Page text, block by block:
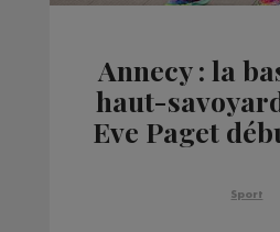
Annecy : la
haut-
Eve Paget
féminine deSport